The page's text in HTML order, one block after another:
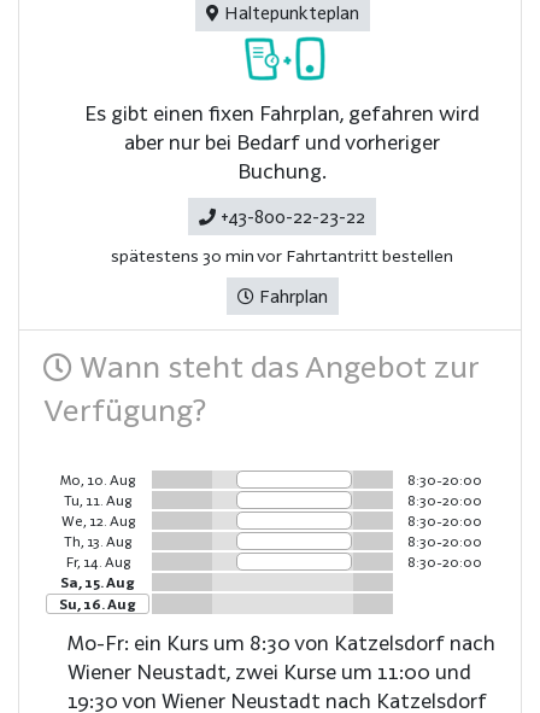
Haltepunkteplan
Es gibt einen fixen Fahrplan, gefahren wird
aber nur bei Bedarf und vorheriger
Buchung.
+43-800-22-23-22
spätestens 30 min vor Fahrtantritt bestellen
Fahrplan
Wann steht das Angebot zur
Verfügung?
Mo, 10. Aug
8:30-20:00
Tu, 11. Aug
8:30-20:00
We, 12. Aug
8:30-20:00
Th, 13. Aug
8:30-20:00
Fr, 14. Aug
8:30-20:00
Sa, 15. Aug
Su, 16. Aug
Mo-Fr: ein Kurs um 8:30 von Katzelsdorf nach
Wiener Neustadt, zwei Kurse um 11:00 und
19:30 von Wiener Neustadt nach Katzelsdorf